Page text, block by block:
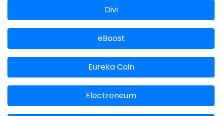
Divi
eBoost
Eureka Coin
Electroneum